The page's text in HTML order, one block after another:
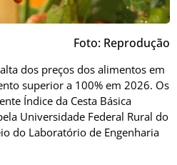
Foto: Reprodução
dos preços dos alimentos em
superior a 100% em 2026. Os
Índice da Cesta Básica
Universidade Federal Rural do
do Laboratório de Engenharia